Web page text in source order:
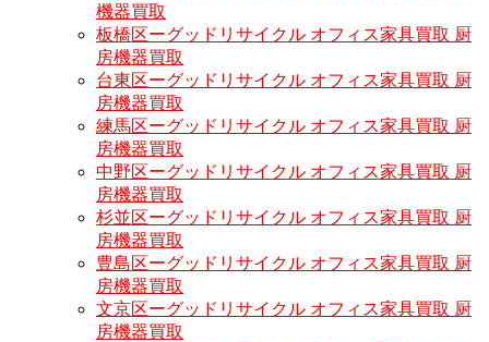
機器買取
板橋区ーグッドリサイクル オフィス家具買取 厨
房機器買取
台東区ーグッドリサイクル オフィス家具買取 厨
房機器買取
練馬区ーグッドリサイクル オフィス家具買取 厨
房機器買取
中野区ーグッドリサイクル オフィス家具買取 厨
房機器買取
杉並区ーグッドリサイクル オフィス家具買取 厨
房機器買取
豊島区ーグッドリサイクル オフィス家具買取 厨
房機器買取
文京区ーグッドリサイクル オフィス家具買取 厨
房機器買取